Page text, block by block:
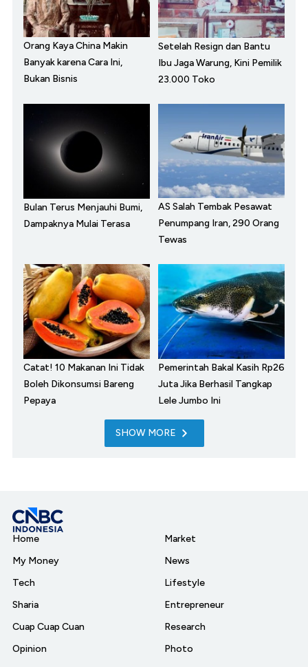
Orang Kaya China Makin
Banyak karena Cara Ini,
Bukan Bisnis
Setelah Resign dan Bantu
Ibu Jaga Warung, Kini Pemilik
23.000 Toko
Bulan Terus Menjauhi Bumi,
Dampaknya Mulai Terasa
AS Salah Tembak Pesawat
Penumpang Iran, 290 Orang
Tewas
Catat! 10 Makanan Ini Tidak
Boleh Dikonsumsi Bareng
Pepaya
Pemerintah Bakal Kasih Rp26
Juta Jika Berhasil Tangkap
Lele Jumbo Ini
SHOW MORE
Home
My Money
Tech
Sharia
Cuap Cuap Cuan
Opinion
Market
News
Lifestyle
Entrepreneur
Research
Photo